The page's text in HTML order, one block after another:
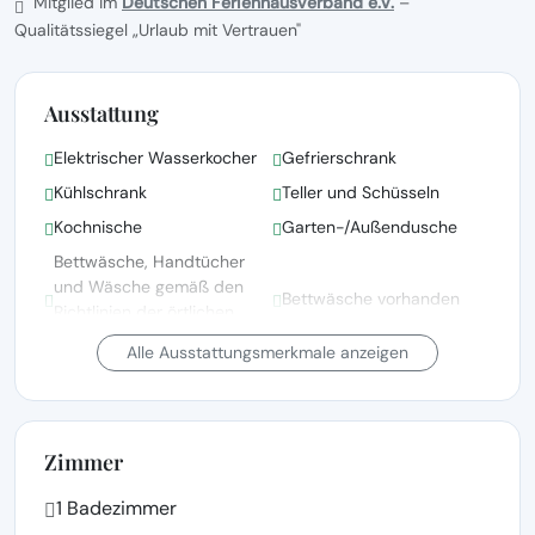
Qualitätssiegel „Urlaub mit Vertrauen"
Ausstattung
Elektrischer Wasserkocher
Gefrierschrank
Kühlschrank
Teller und Schüsseln
Kochnische
Garten-/Außendusche
Bettwäsche, Handtücher
und Wäsche gemäß den
Behörden gewaschen
Bettwäsche vorhanden
Terrasse
Grillen
In der Nähe des Ozeans
Alle Ausstattungsmerkmale anzeigen
Zimmer
1 Badezimmer